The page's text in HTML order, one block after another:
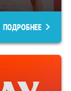
ПОДРОБНЕЕ